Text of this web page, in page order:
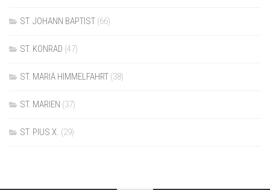
ST. JOHANN BAPTIST (66)
ST. KONRAD (47)
ST. MARIÄ HIMMELFAHRT (38)
ST. MARIEN (37)
ST. PIUS X. (29)